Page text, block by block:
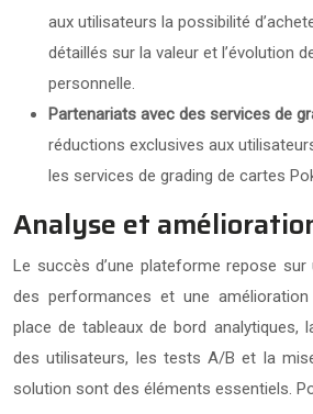
aux utilisateurs la possibilité
détaillés sur la valeur et l’évolution
personnelle.
Partenariats avec des services de
réductions exclusives aux
les services de grading de cartes
Analyse et
Le succès d’une plateforme repose
des performances et une
place de tableaux de bord analytiques,
des utilisateurs, les tests A/B et la
solution sont des éléments essentiels.